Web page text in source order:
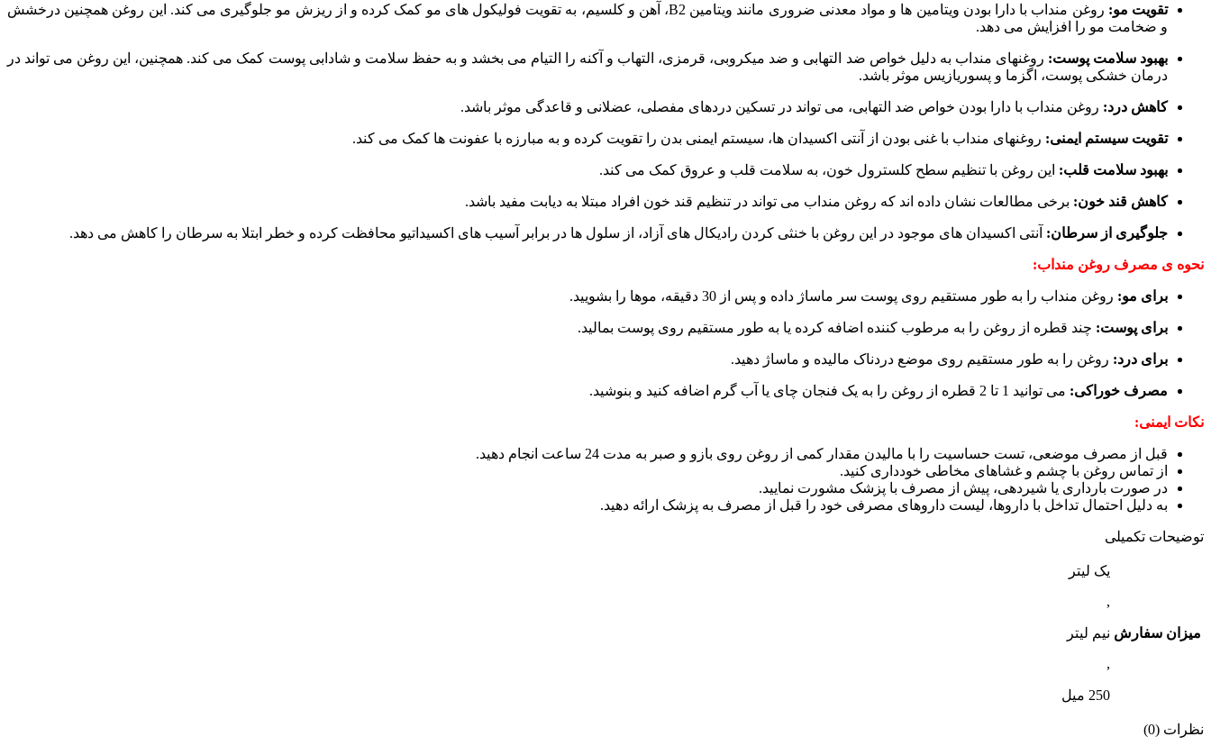
تقویت مو:
روغن منداب با دارا بودن ویتامین ها و مواد معدنی ضروری مانند ویتامین B2، آهن و کلسیم، به تقویت فولیکول های مو کمک کرده و از ریزش مو جلوگیری می کند. این روغن همچنین درخشش
و ضخامت مو را افزایش می دهد.
بهبود سلامت پوست: روغنهای منداب به دلیل خواص ضد التهابی و ضد میکروبی، قرمزی، التهاب و آکنه را التیام می بخشد و به حفظ سلامت و شادابی پوست کمک می کند. همچنین، این روغن می تواند در
درمان خشکی پوست، اگزما و پسوریازیس موثر باشد.
کاهش درد: روغن منداب با دارا بودن خواص ضد التهابی، می تواند در تسکین دردهای مفصلی، عضلانی و قاعدگی موثر باشد.
تقویت سیستم ایمنی: روغنهای منداب با غنی بودن از آنتی اکسیدان ها، سیستم ایمنی بدن را تقویت کرده و به مبارزه با عفونت ها کمک می کند.
بهبود سلامت قلب: این روغن با تنظیم سطح کلسترول خون، به سلامت قلب و عروق کمک می کند.
کاهش قند خون: برخی مطالعات نشان داده اند که روغن منداب می تواند در تنظیم قند خون افراد مبتلا به دیابت مفید باشد.
جلوگیری از سرطان: آنتی اکسیدان های موجود در این روغن با خنثی کردن رادیکال های آزاد، از سلول ها در برابر آسیب های اکسیداتیو محافظت کرده و خطر ابتلا به سرطان را کاهش می دهد.
نحوه ی مصرف روغن منداب:
برای مو: روغن منداب را به طور مستقیم روی پوست سر ماساژ داده و پس از 30 دقیقه، موها را بشویید.
برای پوست: چند قطره از روغن را به مرطوب کننده اضافه کرده یا به طور مستقیم روی پوست بمالید.
برای درد: روغن را به طور مستقیم روی موضع دردناک مالیده و ماساژ دهید.
مصرف خوراکی: می توانید 1 تا 2 قطره از روغن را به یک فنجان چای یا آب گرم اضافه کنید و بنوشید.
نکات ایمنی:
قبل از مصرف موضعی، تست حساسیت را با مالیدن مقدار کمی از روغن روی بازو و صبر به مدت 24 ساعت انجام دهید.
از تماس روغن با چشم و غشاهای مخاطی خودداری کنید.
در صورت بارداری یا شیردهی، پیش از مصرف با پزشک مشورت نمایید.
به دلیل احتمال تداخل با داروها، لیست داروهای مصرفی خود را قبل از مصرف به پزشک ارائه دهید.
توضیحات تکمیلی
میزان سفارش
یک لیتر
,
نیم لیتر
,
250 میل
نظرات (0)